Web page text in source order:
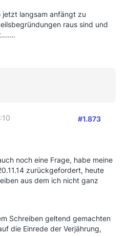
angegebenen Zinssatz
Ein-
zu der Praxis der
den Förderkrediten durch
Darlehensverlauf
in einem Verfahren, das
Gegenstand hatte,
zu behandeln ist, eine
auch immer -
haben kann.
an das für öffentlich
Auch dieses hat es als
die Bewilligungs-.
langsam anfängt zu
raus sind und
#1.873
noch eine Frage, habe meine
zurückgefordert, heute
aus dem ich nicht ganz
Schreiben geltend gemachten
die Einrede der Verjährung,